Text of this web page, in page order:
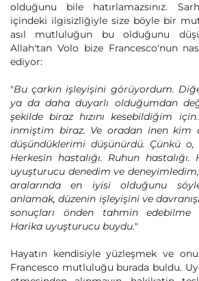
olduğunu bile hatırlamazsınız.
içindeki ilgisizliğiyle size böyle bir
asıl mutluluğun bu olduğunu
Allah'tan Volo bize Francesco'nun
ediyor:
"Bu çarkın işleyişini görüyordum.
ya da daha duyarlı olduğumdan
şekilde biraz hızını kesebildiğim
inmiştim biraz. Ve oradan inen kim
düşündüklerimi düşünürdü. Çünkü o,
Herkesin hastalığı. Ruhun
uyuşturucu denedim ve
aralarında en iyisi olduğunu
anlamak, düzenin işleyişini ve
sonuçları önden tahmin edebilme
Harika uyuşturucu buydu."
Hayatın kendisiyle yüzleşmek ve
Francesco mutluluğu burada buldu.